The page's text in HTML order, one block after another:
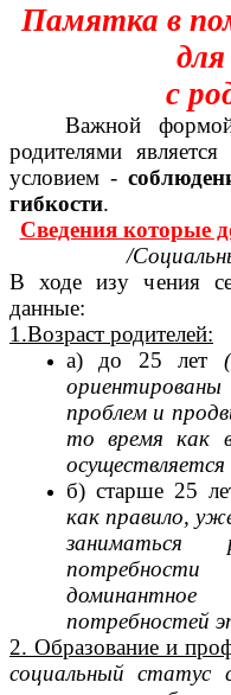
Памятка в
с
Важной
родителями является
условием -
гибкости.
Сведения которые
/
В ходе изу чения
данные:
1.Возраст родителей:
а) до 25 лет
проблем и
то время как
б) старше 25
как правило,
заниматься
потребностей
2. Образование и
социальный статус